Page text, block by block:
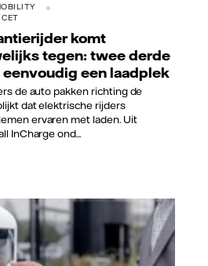
komt
tegen: twee derde
een laadplek
de auto pakken richting de
dat elektrische rijders
ervaren met laden. Uit
InCharge ond...